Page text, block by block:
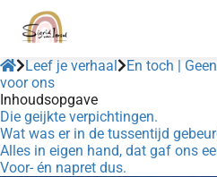
Leef je verhaal
En toch |
voor ons
Inhoudsopgave
Die geijkte verpichtingen.
Wat was er in de tussentijd
Alles in eigen hand, dat gaf ons
Voor- én napret dus.